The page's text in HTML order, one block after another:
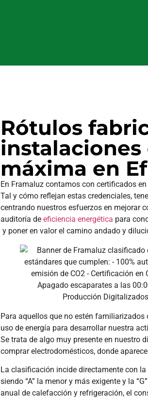
Rótulos
máxima en
En Framaluz contamos con certificados
Tal y cómo reflejan estas credenciales,
centrando nuestros esfuerzos en mejorar
auditoría deeficiencia energética para
y poner en valor el camino andado y
Para aquellos que no estén
uso de energía para desarrollar nuestra
Se trata de algo muy presente en nuestro
comprar electrodomésticos, donde
La clasificación incide directamente con
siendo “A” la menor y más exigente y la
anual de calefacción y refrigeración, el